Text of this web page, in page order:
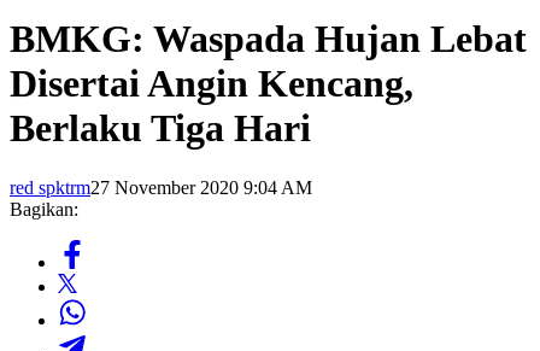
BMKG: Waspada Hujan Lebat
Disertai Angin Kencang,
Berlaku Tiga Hari
red spktrm27 November 2020 9:04 AM
Bagikan: